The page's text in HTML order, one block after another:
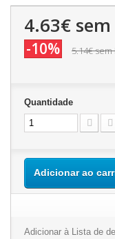
4.63€
-10% 5.14€sem
Quantidade
Adicionar ao
Adicionar à Lista de